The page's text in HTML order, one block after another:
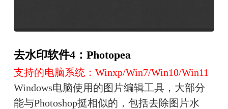
去水印软件4：Photopea
支持的电脑系统：Winxp/Win7/Win10/Win11
Windows电脑使用的图片编辑工具，大部分
能与Photoshop挺相似的，包括去除图片水